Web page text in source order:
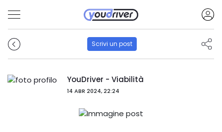
Scrivi un post
YouDriver - Viabilità
14 ABR 2024, 22:24